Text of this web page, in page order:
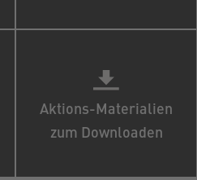
Aktions-Materialien
zum Downloaden